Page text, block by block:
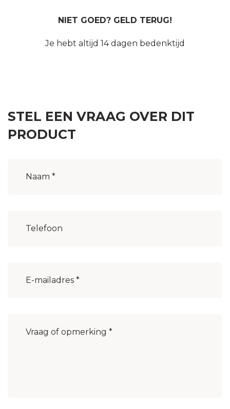
NIET GOED? GELD TERUG!
Je hebt altijd 14 dagen bedenktijd
STEL EEN VRAAG OVER DIT
PRODUCT
mailadres (Vereist)